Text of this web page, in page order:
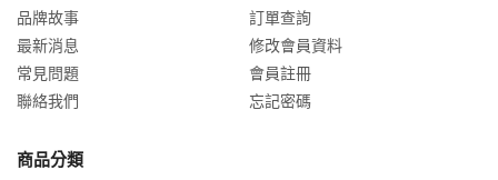
品牌故事
最新消息
常見問題
聯絡我們
訂單查詢
修改會員資料
會員註冊
忘記密碼
商品分類